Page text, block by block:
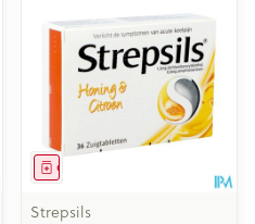
Geneesmiddel
Strepsils